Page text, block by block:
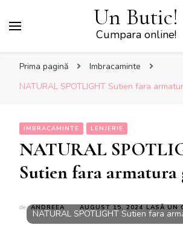
Un Butic!
Cumpara online!
Prima pagină
Imbracaminte
NATURAL SPOTLIGHT Sutien fara
IMBRACAMINTE LENJERIE
NATURAL
Sutien fara armatura
de ANDREEA AUGUST 15, 2024 LASĂ UN
NATURAL SPOTLIGHT Sutien fara